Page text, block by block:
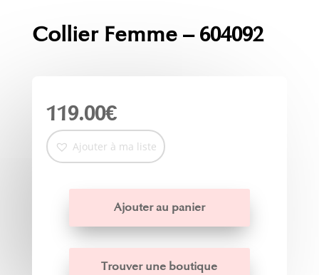
Collier Femme – 604092
119.00€
Ajouter à ma liste
Ajouter au panier
Trouver une boutique